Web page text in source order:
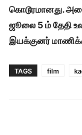
கொடூரமானது.
ஜூலை 5 ம் தேதி
இயக்குனர்
TAGS film